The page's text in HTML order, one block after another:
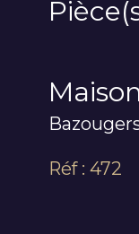
Réf : 472